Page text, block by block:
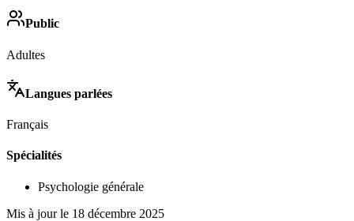
Public
Adultes
Langues parlées
Français
Spécialités
Psychologie générale
Mis à jour le 18 décembre 2025